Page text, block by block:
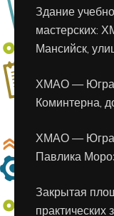
Здание
мастерских:
Мансийск,
ХМАО — Югра,
Коминтерна,
ХМАО — Югра,
Павлика
Закрытая